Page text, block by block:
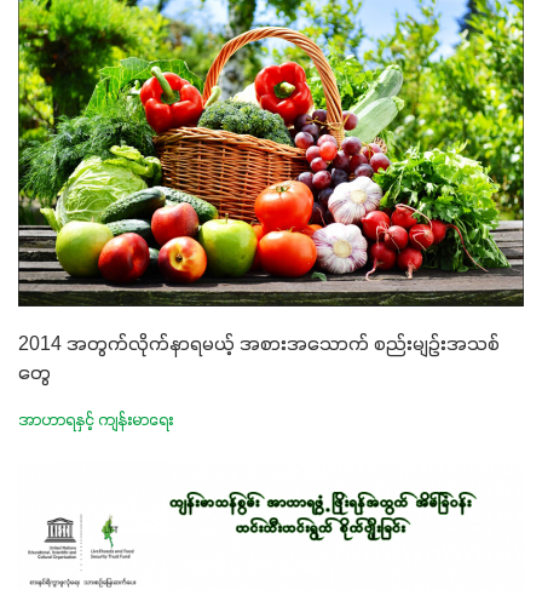
2014 အတွက်လိုက်နာရမယ့် အစားအသောက် စည်းမျဉ်းအသစ်
တွေ
အာဟာရနှင့် ကျန်းမာရေး